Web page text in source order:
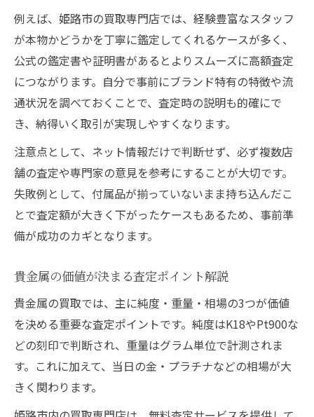
例えば、姫路市の買取専門店では、経験豊富なスタッフ
が本物かどうかを丁寧に鑑定してくれるケースが多く、
公式の鑑定書や証明書があるとよりスムーズに高額査定
につながります。自分で事前にブランド特有の特徴や流
通状況を調べておくことで、査定時の説明も的確にで
き、納得いく取引が実現しやすくなります。
注意点として、ネット情報だけで判断せず、必ず複数店
舗の査定や専門家の意見を参考にすることが大切です。
失敗例として、付属品が揃っていないまま持ち込んだこ
とで査定額が大きく下がったケースもあるため、事前準
備が成功のカギとなります。
貴金属の価値が決まる査定ポイント解説
貴金属の買取では、主に純度・重量・相場の3つが価値
を決める重要な査定ポイントです。純度はK18やPt900な
どの刻印で判断され、重量はグラム単位で計測されま
す。これに加えて、当日の金・プラチナなどの相場が大
きく関わります。